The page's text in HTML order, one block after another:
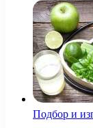
Подбор и